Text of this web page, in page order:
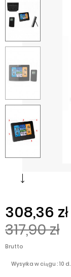
308,36 zł
317,90 zł
Brutto
Wysyłka w ciągu : 10 d.